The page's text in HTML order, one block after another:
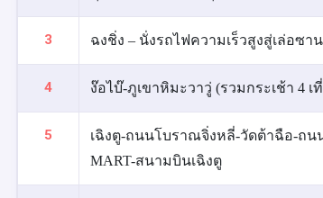
3 ฉงชิ่ง – นั่งรถไฟความเร็วสูงสู่เล่อซ
4 ง๊อไบ๊-ภูเขาหิมะวาวู่ (รวมกระเช้า 4 เ
5
เฉิงตู-ถนนโบราณจิ่งหลี่-วัดต้าฉือ-ถ
MART-สนามบินเฉิงตู